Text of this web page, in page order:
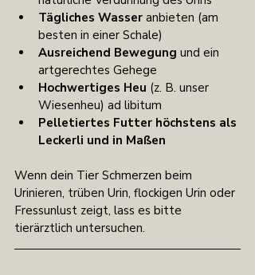
Tägliches Wasser anbieten (am
besten in einer Schale)
Ausreichend Bewegung und ein
artgerechtes Gehege
Hochwertiges Heu (z. B. unser
Wiesenheu) ad libitum
Pelletiertes Futter höchstens als
Leckerli und in Maßen
Wenn dein Tier Schmerzen beim
Urinieren, trüben Urin, flockigen Urin oder
Fressunlust zeigt, lass es bitte
tierärztlich untersuchen.